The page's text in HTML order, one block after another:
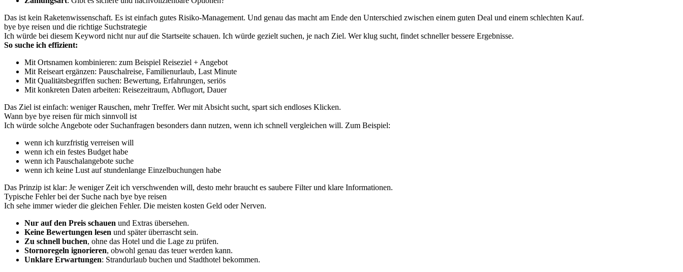
Das ist kein Raketenwissenschaft. Es ist einfach gutes Risiko-Management. Und genau das macht am Ende den Unterschied zwischen einem guten Deal und einem schlechten Kauf.
bye bye reisen und die richtige Suchstrategie
Ich würde bei diesem Keyword nicht nur auf die Startseite schauen. Ich würde gezielt suchen, je nach Ziel. Wer klug sucht, findet schneller bessere Ergebnisse.
So suche ich effizient:
Mit Ortsnamen kombinieren: zum Beispiel Reiseziel + Angebot
Mit Reiseart ergänzen: Pauschalreise, Familienurlaub, Last Minute
Mit Qualitätsbegriffen suchen: Bewertung, Erfahrungen, seriös
Mit konkreten Daten arbeiten: Reisezeitraum, Abflugort, Dauer
Das Ziel ist einfach: weniger Rauschen, mehr Treffer. Wer mit Absicht sucht, spart sich endloses Klicken.
Wann bye bye reisen für mich sinnvoll ist
Ich würde solche Angebote oder Suchanfragen besonders dann nutzen, wenn ich schnell vergleichen will. Zum Beispiel:
wenn ich kurzfristig verreisen will
wenn ich ein festes Budget habe
wenn ich Pauschalangebote suche
wenn ich keine Lust auf stundenlange Einzelbuchungen habe
Das Prinzip ist klar: Je weniger Zeit ich verschwenden will, desto mehr braucht es saubere Filter und klare Informationen.
Typische Fehler bei der Suche nach bye bye reisen
Ich sehe immer wieder die gleichen Fehler. Die meisten kosten Geld oder Nerven.
Nur auf den Preis schauen und Extras übersehen.
Keine Bewertungen lesen und später überrascht sein.
Zu schnell buchen, ohne das Hotel und die Lage zu prüfen.
Stornoregeln ignorieren, obwohl genau das teuer werden kann.
Unklare Erwartungen: Strandurlaub buchen und Stadthotel bekommen.